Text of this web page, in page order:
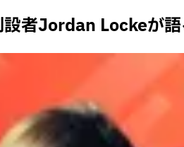
者Jordan Lockeが